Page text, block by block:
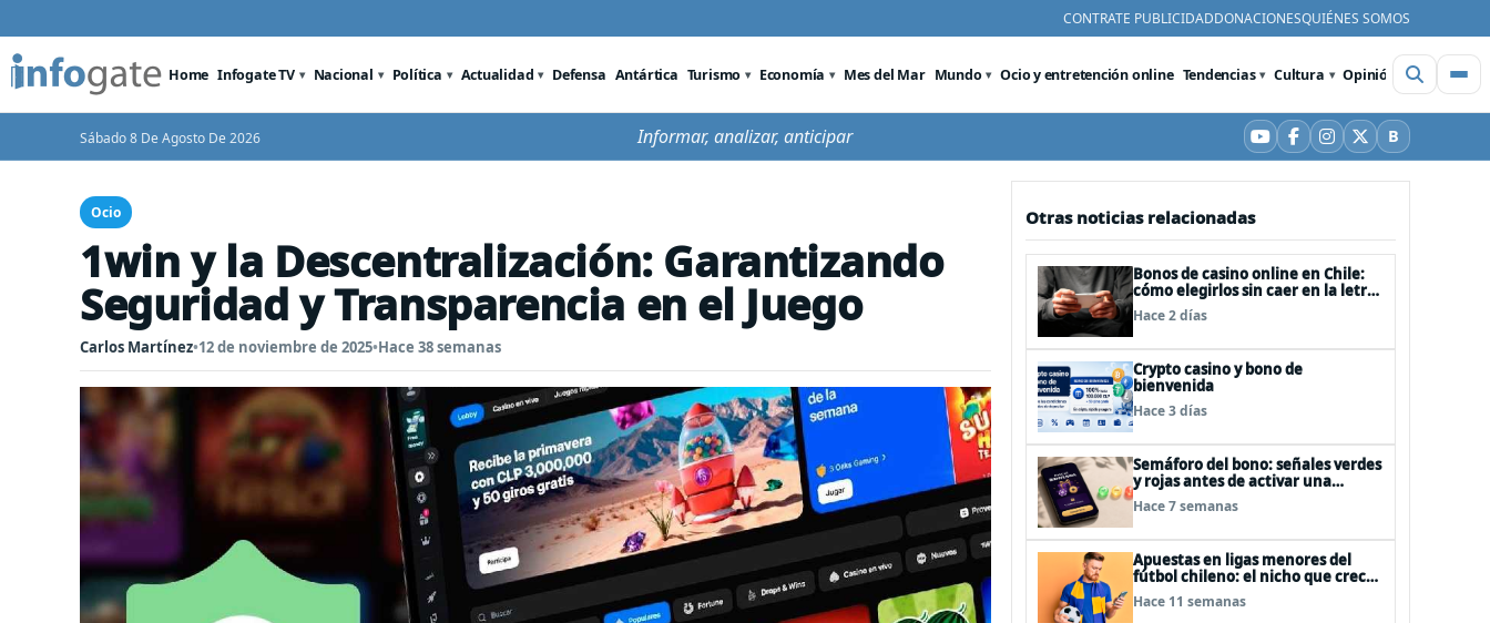
CONTRATE PUBLICIDADDONACIONESQUIÉNES SOMOS
Home Infogate TV Nacional Política Actualidad Defensa Antártica Turismo Economía Mes del Mar Mundo Ocio y entretención online Tendencias Cultura Opinión Videos
Sábado 8 De Agosto De 2026 Informar, analizar, anticipar YouTube
Facebook
Instagram
X BBluesky
Ocio
1win y la Descentralización: Garantizando
Seguridad y Transparencia en el Juego
Carlos Martínez•12 de noviembre de 2025•Hace 38 semanas
Otras noticias relacionadas
Bonos de casino online en Chile:
cómo elegirlos sin caer en la letra
chica
Hace 2 días
Crypto casino y bono de
bienvenida
Hace 3 días
Semáforo del bono: señales verdes
y rojas antes de activar una
bienvenida
Hace 7 semanas
Apuestas en ligas menores del
fútbol chileno: el nicho que crece
en silencio entre datos, streaming
y nuevas audiencias
Hace 11 semanas